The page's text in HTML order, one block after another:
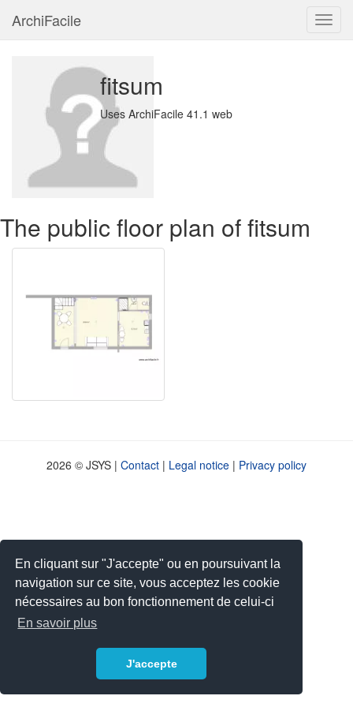
En cliquant sur "J'accepte" ou en poursuivant la
navigation sur ce site, vous acceptez les cookie
nécessaires au bon fonctionnement de celui-ci
En savoir plus
J'accepte
ArchiFacile
fitsum
Uses ArchiFacile 41.1 web
The public floor plan of fitsum
2026 © JSYS | Contact | Legal notice | Privacy policy